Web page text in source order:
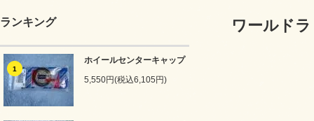
ランキング
1
ホイールセンターキャップ
5,550円(税込6,105円)
ワールド